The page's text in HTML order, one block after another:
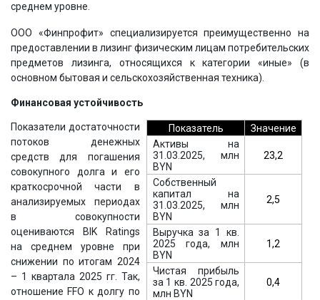
среднем уровне.
ООО «Финпрофит» специализируется преимущественно на
предоставлении в лизинг физическим лицам потребительских
предметов лизинга, относящихся к категории «иные» (в
основном бытовая и сельскохозяйственная техника).
Финансовая устойчивость
Показатель
Значение
Активы на
31.03.2025, млн
BYN
23,2
Собственный
капитал на
31.03.2025, млн
BYN
2,5
Выручка за 1 кв.
2025 года, млн
BYN
1,2
Чистая прибыль
за 1 кв. 2025 года,
млн BYN
0,4
Показатели достаточности
потоков денежных
средств для погашения
совокупного долга и его
краткосрочной части в
анализируемых периодах
в совокупности
оцениваются BIK Ratings
на среднем уровне при
снижении по итогам 2024
– 1 квартала 2025 гг. Так,
отношение FFO к долгу по